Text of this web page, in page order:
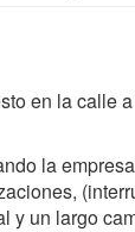
en la calle
la
y un largo